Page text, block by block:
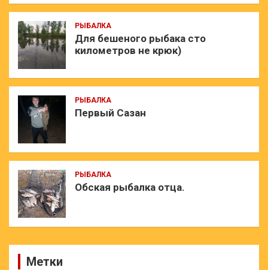
РЫБАЛКА
Для бешеного рыбака сто
километров не крюк)
РЫБАЛКА
Первый Сазан
РЫБАЛКА
Обская рыбалка отца.
Метки